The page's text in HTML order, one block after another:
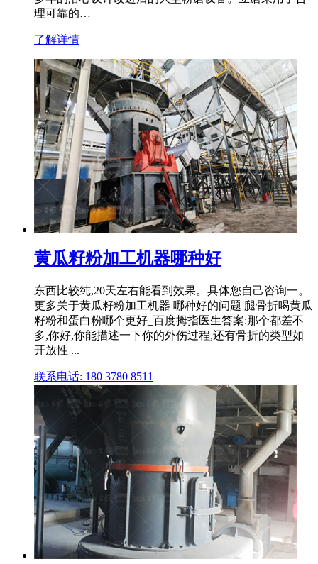
理可靠的…
了解详情
黄瓜籽粉加工机器哪种好
东西比较纯,20天左右能看到效果。具体您自己咨询一。
更多关于黄瓜籽粉加工机器 哪种好的问题 腿骨折喝黄瓜
籽粉和蛋白粉哪个更好_百度拇指医生答案:那个都差不
多,你好,你能描述一下你的外伤过程,还有骨折的类型如
开放性 ...
联系电话: 180 3780 8511